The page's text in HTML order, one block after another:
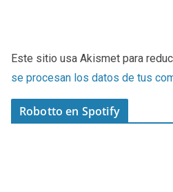
Este sitio usa Akismet para
se procesan los datos de tus
Robotto en Spotify